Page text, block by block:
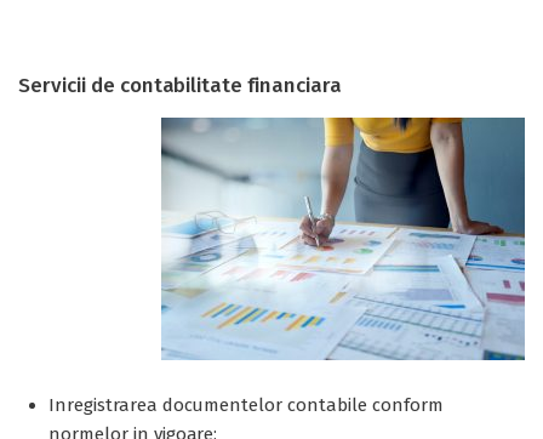
Servicii de contabilitate financiara
Inregistrarea documentelor contabile conform
normelor in vigoare;